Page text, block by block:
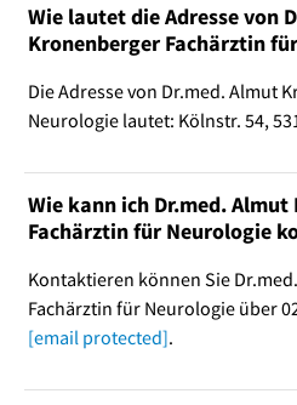
Wie lautet die Adresse von
Kronenberger Fachärztin
Die Adresse von Dr.med. Almut
Neurologie lautet: Kölnstr. 54,
Wie kann ich Dr.med.
Fachärztin für Neurologie
Kontaktieren können Sie
Fachärztin für Neurologie über
[email protected].